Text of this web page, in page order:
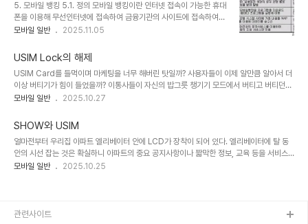
모든 상거래 공간에서 기존 결제 시스템인 현금이나 신용카드를 대신
할 수 있는 새로운 유형의 결제 시스템이다. 이러한 결제과정이 이동통
신망의 일부 또는 전부를 통해 이루어진다. 상거래의 가장 흔한 예로는
들 수가 있다. 6.2..
5. 모바일 뱅킹 5.1. 정의 모바일 뱅킹이란 인터넷 접속이 가능한 휴대
폰을 이용해 무선인터넷에 접속하여 금융기관의 사이트에 접속하여
이용하는 금융거래 서비스를 말한다. 이러한 서비스로는 은행이 이동
율조회 , 자기앞수표 조회 , 거래내역 조회 , 신용카드(크레디트카드)
거래 , 현금서비스 등이 있다. 서비스의 내용이나 무선인터넷을 통한
서비스 제공이라는 측면에서 볼 때 인터넷뱅킹 서비스에 포함되는 것
으로 볼 수도 있겠으나 공간적 제약과 이동성 면에서 차이가 있으며,
보안이 적용된다는 점에서 텔레뱅킹과 구분된다. 5.2. 기술별 분류 모
게 4가지 형태로 분류될..
모바일 일반 2025.11.05
USIM Lock의 해제
USIM Card를 들먹이며 마케팅을 너무 해버린 탓일까? 사용자들이 이제 알만큼 알아서 더
이상 버티기가 힘이 들었을까? 이통사들이 자신의 밥그릇 챙기기 모드에서 버티고 버티던
USIM Lock을 해제하기로 하였다. SKT와 KTF는 자사 가입자간 USIM Lock을 8월부터
를 하였다. LGT는 2.1GHz 주파수를 사용하지 않으므로 당연히 제외된다. 앞으로는
SHOW라도 찍한 폰에서 USIM을 이용하여 SKT망을 이용하여 SHOW로 접속하여 무선
인터넷을 사용하는 시대가 올 것은 같다. 이를 위한 여러 문제점, 사용자 인증(SID, MIN),
요금 부과 방식 등을 이통사는 준비하여야할 것이다. * 2007/..
모바일 일반 2025.10.27
SHOW와 USIM
얼마전부터 우리집 아파트 엘리베이터 안에 LCD가 장착이 되어 있다. 엘리베이터에 탈 동
안의 시선 잡는 것은 확실하니 아파트의 중요 공지사항이나 짧막한 정보, 교육 등을 서비스
하겠다는 것 같다. 진짜 목적은 뭐니뭐니 해도 광고일 것이다. 사람마다 타는 시간이 다를 것
나온다.우리집이 19층이라서 그런지.. 광고의 효과가 정말 있는 것인지...별로 관심이 없던
모바일 일반 2025.10.25
관련사이트